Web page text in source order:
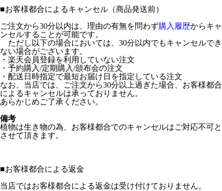
■お客様都合によるキャンセル（商品発送前）
ご注文から30分以内は、理由の有無を問わず購入履歴からキャ
ンセルすることが可能です。
ただし以下の場合においては、30分以内でもキャンセルでき
ない場合がございます。
・楽天会員登録を利用していない注文
・予約購入/定期購入/頒布会の注文
・配送日時指定で最短お届け日を指定している注文
なお、当店では、ご注文から30分以上過ぎた場合、お客様都合
によるキャンセルは承っておりません。
あらかじめご了承ください。
備考
植物は生き物の為、お客様都合でのキャンセルはご対応不可と
させて頂きます。
■お客様都合による返金
当店ではお客様都合による返金は受け付けておりません。